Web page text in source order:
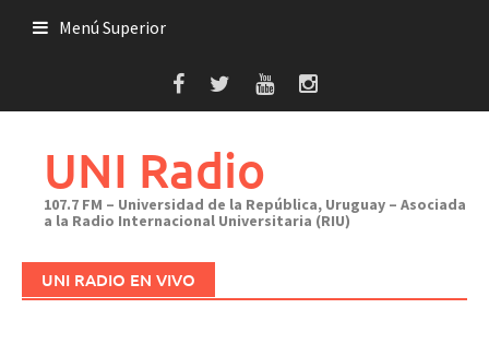
Menú Superior
UNI Radio
107.7 FM – Universidad de la República, Uruguay – Asociada
a la Radio Internacional Universitaria (RIU)
UNI RADIO EN VIVO